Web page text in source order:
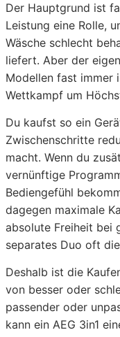
Der Hauptgrund ist
Leistung eine Rolle,
Wäsche schlecht
liefert. Aber der
Modellen fast immer
Wettkampf um
Du kaufst so ein
Zwischenschritte
macht. Wenn du
vernünftige
Bediengefühl
dagegen maximale
absolute Freiheit bei
separates Duo oft
Deshalb ist die
von besser oder
passender oder
kann ein AEG 3in1